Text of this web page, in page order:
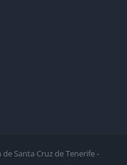
de Santa Cruz de Tenerife -